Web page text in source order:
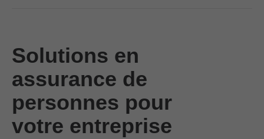
Solutions en
assurance de
personnes pour
votre entreprise